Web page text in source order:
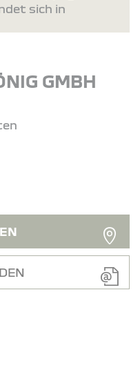
sich in
GMBH